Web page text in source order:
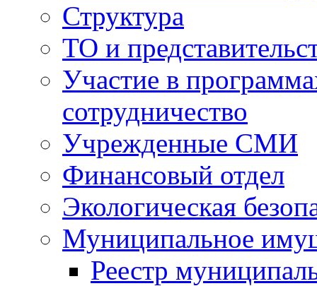
Структура
ТО и
Участие в
сотрудничество
Учрежденные СМИ
Финансовый отдел
Экологическая
Муниципальное
Реестр